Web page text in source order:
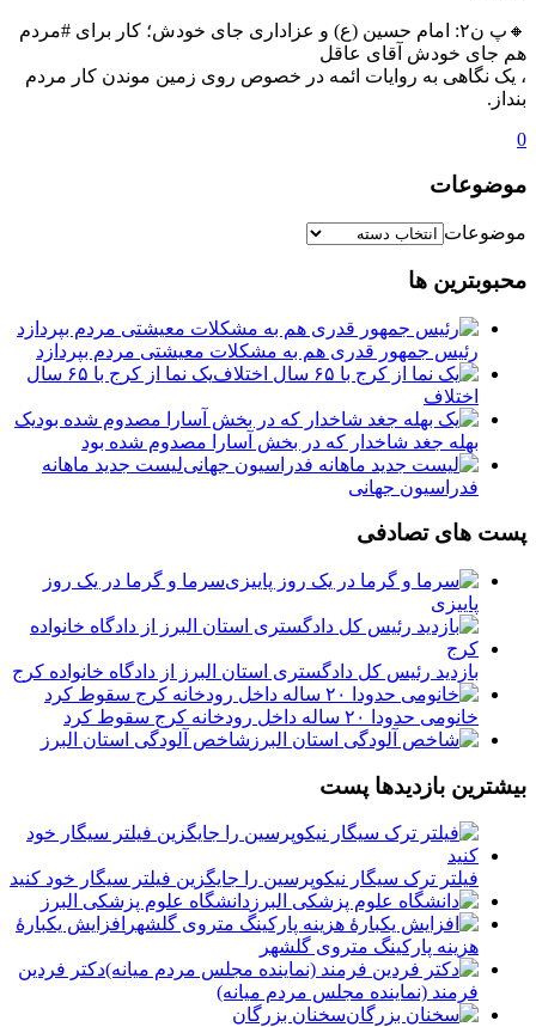
🔸پ ن۲: امام حسین (ع) و عزاداری جای خودش؛ کار برای #مردم
هم جای خودش آقای عاقل
، یک نگاهی به روایات ائمه در خصوص روی زمین موندن کار مردم
بنداز.
0
موضوعات
موضوعات
محبوبترین ها
رئیس جمهور قدری هم به مشکلات معیشتی مردم بپردازد
یک نما از کرج با ۶۵ سال
اختلاف
یک
بهله جغد شاخدار که در بخش آسارا مصدوم شده بود
لیست جدید ماهانه
فدراسیون جهانی
پست های تصادفی
سرما و گرما در یک روز
پاییزی
بازدید رئیس کل دادگستری استان البرز از دادگاه خانواده کرج
خانومی حدودا ۲۰ ساله داخل رودخانه کرج سقوط کرد
️شاخص آلودگی استان البرز
بیشترین بازدیدها پست
فیلتر ترک سیگار نیکوپرسین را جایگزین فیلتر سیگار خود کنید
دانشگاه علوم پزشکی البرز
افزایش یکبارۀ
هزینه پارکینگ متروی گلشهر
دكتر فردين
فرمند (نماينده مجلس مردم میانه)
سخنان بزرگان